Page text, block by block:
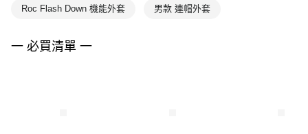
Roc Flash Down 機能外套 男款 連帽外套
一 必買清單 一